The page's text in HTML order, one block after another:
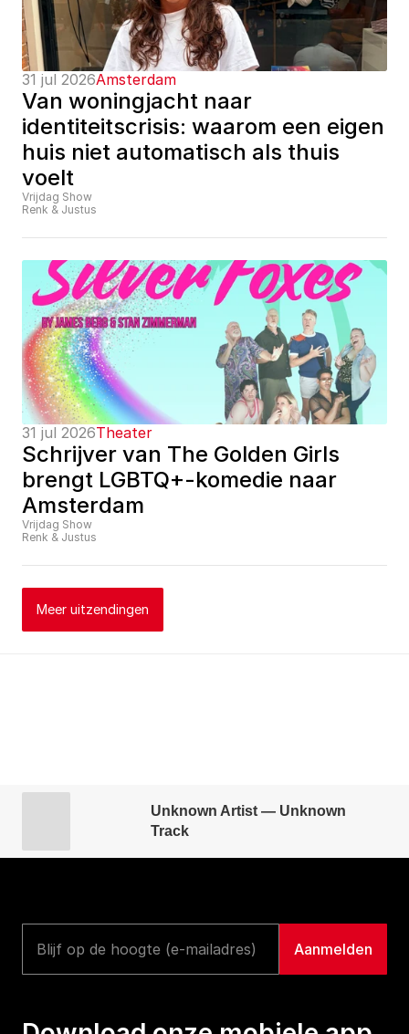
31 jul 2026Amsterdam
Van woningjacht naar
identiteitscrisis: waarom een eigen
huis niet automatisch als thuis
voelt
Vrijdag Show
Renk & Justus
31 jul 2026Theater
Schrijver van The Golden Girls
brengt LGBTQ+-komedie naar
Amsterdam
Vrijdag Show
Renk & Justus
Meer uitzendingen
Unknown Artist — Unknown
Track